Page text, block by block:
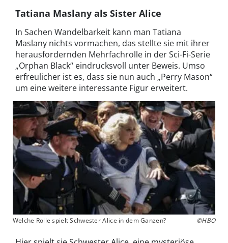
Tatiana Maslany als Sister Alice
In Sachen Wandelbarkeit kann man Tatiana
Maslany nichts vormachen, das stellte sie mit ihrer
herausfordernden Mehrfachrolle in der Sci-Fi-Serie
„Orphan Black“ eindrucksvoll unter Beweis. Umso
erfreulicher ist es, dass sie nun auch „Perry Mason“
um eine weitere interessante Figur erweitert.
Welche Rolle spielt Schwester Alice in dem Ganzen? ©HBO